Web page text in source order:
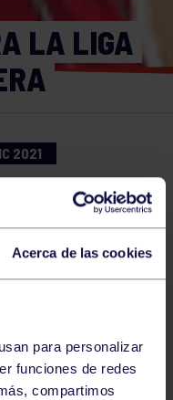
Acerca de las cookies
para personalizar
funciones de redes
compartimos
LA LIGA
2021